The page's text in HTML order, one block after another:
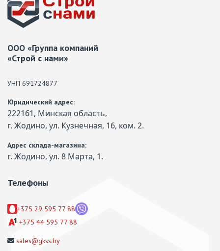
ООО «Группа компаний
«Строй с нами»
УНП 691724877
Юридический адрес:
222161, Минская область,
г. Жодино, ул. Кузнечная, 16, ком. 2.
Адрес склада-магазина:
г. Жодино, ул. 8 Марта, 1.
Телефоны
+375 29 595 77 88
+375 44 595 77 88
sales@gkss.by